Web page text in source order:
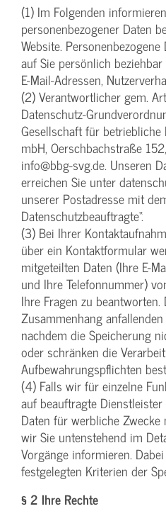
(1) Im Folgenden
personenbezogener Daten
Website.
auf Sie persönlich
E-Mail-Adressen,
(2) Verantwortlicher gem.
Datenschutz-
Gesellschaft für
mbH, Oerschbachstraße
info@bbg-svg.de. Unseren
erreichen Sie unter
unserer Postadresse mit
Datenschutzbeauftragte“.
(3) Bei Ihrer
über ein Kontaktformular
mitgeteilten Daten (Ihre E-
und Ihre Telefonnummer)
Ihre Fragen zu
Zusammenhang
nachdem die Speicherung
oder schränken die
Aufbewahrungspflichten
(4) Falls wir für einzelne
auf beauftragte
Daten für werbliche
wir Sie untenstehend im
Vorgänge informieren.
festgelegten Kriterien der
§ 2 Ihre Rechte